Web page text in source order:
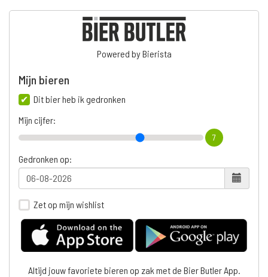
Powered by Bierista
Mijn bieren
Dit bier heb ik gedronken
Mijn cijfer:
7
Gedronken op:
Zet op mijn wishlist
Altijd jouw favoriete bieren op zak met de Bier Butler App.